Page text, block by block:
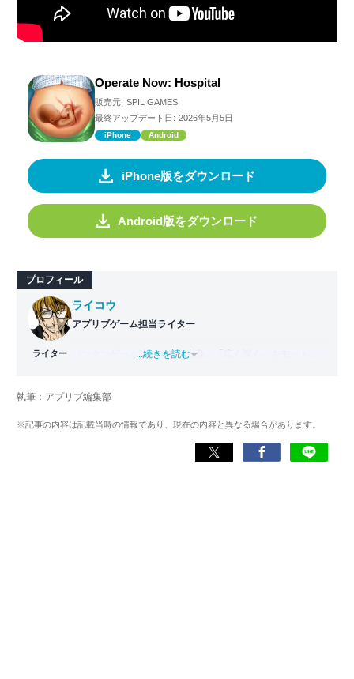
Operate Now: Hospital
販売元: SPIL GAMES
最終アップデート日: 2026年5月5日
iPhone Android
iPhone版をダウンロード
Android版をダウンロード
プロフィール
ライター
ライコウ
アプリブゲーム担当ライター
バンタンゲームアカデミー 出身。「広く深く」をモットー
ゲームだけでも1,000本以上。ゲーム開発者を目指した経験
くして面白さを引き出し、人々に伝えるためゲームライタ
...続きを読む
執筆：アプリブ編集部
※記事の内容は記載当時の情報であり、現在の内容と異なる場合があります。